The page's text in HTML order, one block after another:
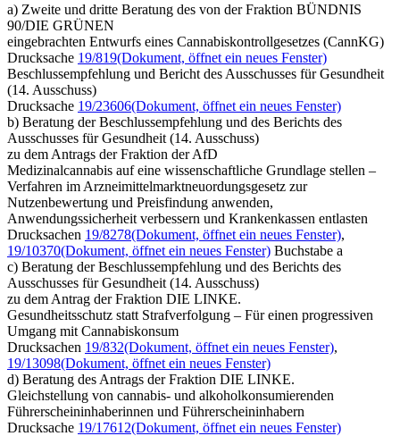
a) Zweite und dritte Beratung des von der Fraktion BÜNDNIS
90/DIE GRÜNEN
eingebrachten Entwurfs eines Cannabiskontrollgesetzes (CannKG)
Drucksache 19/819(Dokument, öffnet ein neues Fenster)
Beschlussempfehlung und Bericht des Ausschusses für Gesundheit
(14. Ausschuss)
Drucksache 19/23606(Dokument, öffnet ein neues Fenster)
b) Beratung der Beschlussempfehlung und des Berichts des
Ausschusses für Gesundheit (14. Ausschuss)
zu dem Antrags der Fraktion der AfD
Medizinalcannabis auf eine wissenschaftliche Grundlage stellen –
Verfahren im Arzneimittelmarktneuordungsgesetz zur
Nutzenbewertung und Preisfindung anwenden,
Anwendungssicherheit verbessern und Krankenkassen entlasten
Drucksachen 19/8278(Dokument, öffnet ein neues Fenster),
19/10370(Dokument, öffnet ein neues Fenster) Buchstabe a
c) Beratung der Beschlussempfehlung und des Berichts des
Ausschusses für Gesundheit (14. Ausschuss)
zu dem Antrag der Fraktion DIE LINKE.
Gesundheitsschutz statt Strafverfolgung – Für einen progressiven
Umgang mit Cannabiskonsum
Drucksachen 19/832(Dokument, öffnet ein neues Fenster),
19/13098(Dokument, öffnet ein neues Fenster)
d) Beratung des Antrags der Fraktion DIE LINKE.
Gleichstellung von cannabis- und alkoholkonsumierenden
Führerscheininhaberinnen und Führerscheininhabern
Drucksache 19/17612(Dokument, öffnet ein neues Fenster)